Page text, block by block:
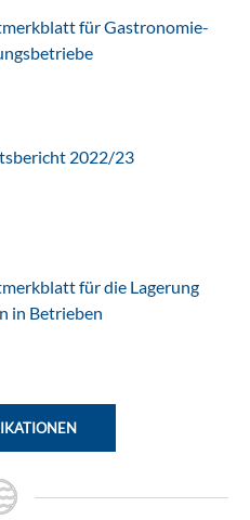
für Gastronomie-
2022/23
für die Lagerung
in Betrieben